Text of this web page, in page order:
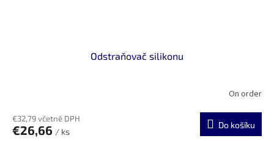
Odstraňovač silikonu
On order
€32,79 včetně DPH
€26,66 / ks
Do košíku